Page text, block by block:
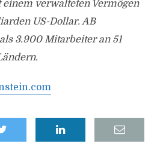
verwalteten Vermögen
US-Dollar. AB
3.900 Mitarbeiter an 51